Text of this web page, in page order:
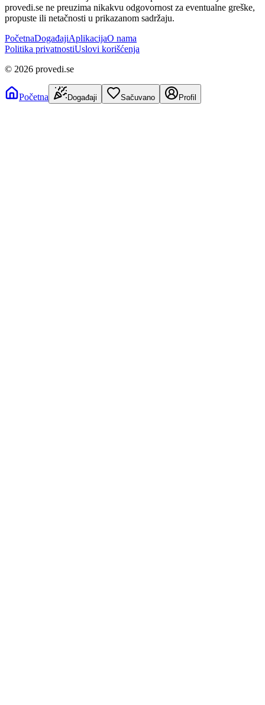
provedi.se ne preuzima nikakvu odgovornost za eventualne greške,
propuste ili netačnosti u prikazanom sadržaju.
PočetnaDogađajiAplikacijaO nama
Politika privatnostiUslovi korišćenja
© 2026 provedi.se
Početna Događaji Sačuvano Profil